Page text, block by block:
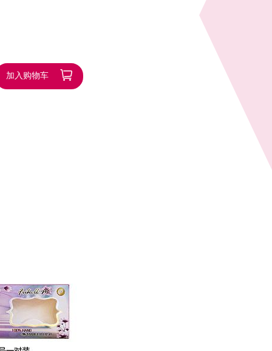
加入购物车